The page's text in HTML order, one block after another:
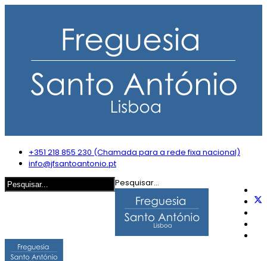
+351 218 855 230 (Chamada para a rede fixa nacional)
info@jfsantoantonio.pt
Pesquisar...